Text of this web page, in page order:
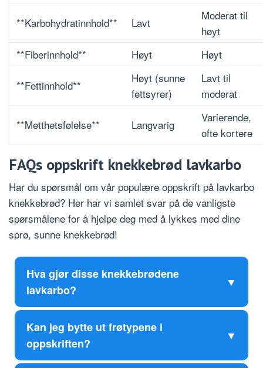
**Karbohydratinnhold** Lavt
Moderat til
høyt
**Fiberinnhold**
Høyt Høyt
**Fettinnhold**
Høyt (sunne
fettsyrer)
Lavt til
moderat
**Metthetsfølelse** Langvarig
Varierende,
ofte kortere
FAQs oppskrift knekkebrød lavkarbo
Har du spørsmål om vår populære oppskrift på lavkarbo
knekkebrød? Her har vi samlet svar på de vanligste
spørsmålene for å hjelpe deg med å lykkes med dine
sprø, sunne knekkebrød!
Hva gjør disse knekkebrødene
lavkarbo?
Kan jeg bytte ut frøtypene i
oppskriften?